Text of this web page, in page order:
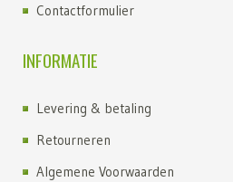
Contactformulier
INFORMATIE
Levering & betaling
Retourneren
Algemene Voorwaarden